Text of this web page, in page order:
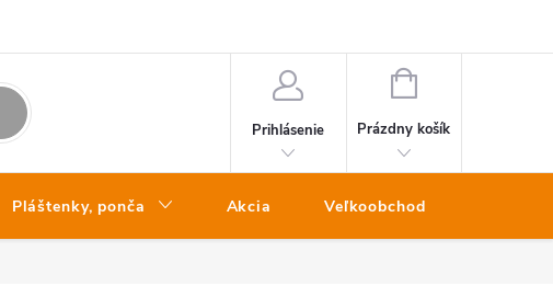
Prihlásenie
NÁKUPNÝ
Prázdny košík
Pláštenky, ponča Akcia Veľkoobchod